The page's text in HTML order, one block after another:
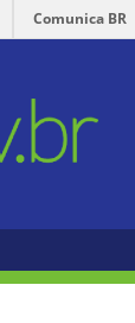
Comunica BR